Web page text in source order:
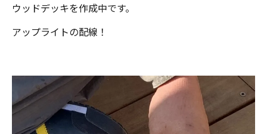
ウッドデッキを作成中です。
アップライトの配線！